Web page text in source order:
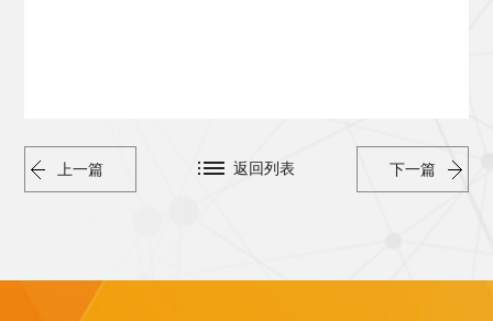
上一篇 下一篇
返回列表